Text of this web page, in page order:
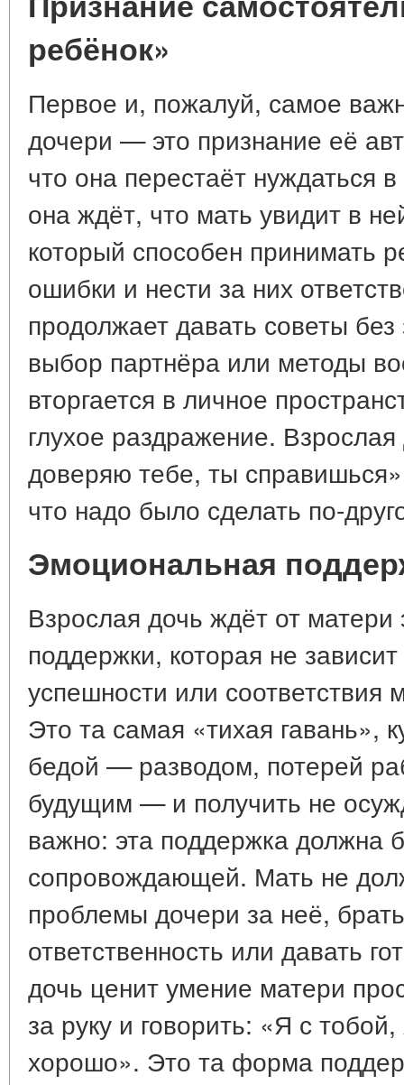
ребёнок»
Первое и, пожалуй, самое
дочери — это признание её
что она перестаёт нуждаться
она ждёт, что мать увидит в
который способен принимать
ошибки и нести за них
продолжает давать советы без
выбор партнёра или методы
вторгается в личное
глухое раздражение.
доверяю тебе, ты
что надо было сделать по-
Эмоциональная
Взрослая дочь ждёт от
поддержки, которая не
успешности или
Это та самая «тихая гавань»,
бедой — разводом, потерей
будущим — и получить не
важно: эта поддержка должна
сопровождающей. Мать не
проблемы дочери за неё,
ответственность или давать
дочь ценит умение матери
за руку и говорить: «Я с
хорошо». Это та форма